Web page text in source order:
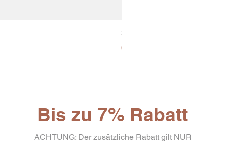
30x8 Caps. Alluminio
Preis
65,19 €
Bis zu 7% Rabatt
ACHTUNG: Der zusätzliche Rabatt gilt NUR